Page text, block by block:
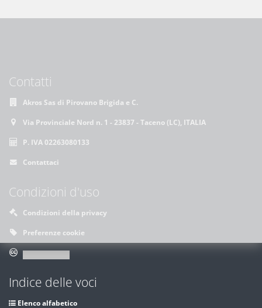
Contatti
Akros Sas di Pirovano Brigida e C.
Via Provinciale Nord n. 1 - 23837 - Taceno (LC), ITALIA
P. IVA 02263080133
Contattaci
Condizioni d'uso
Condizioni della privacy
Preferenze cookie
Indice delle voci
Elenco alfabetico